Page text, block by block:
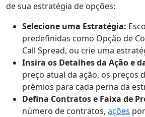
de sua estratégia de opções:
Selecione uma Estratégia:
predefinidas como Opção de
Call Spread, ou crie uma
Insira os Detalhes da Ação e
preço atual da ação, os preços
prêmios para cada perna da
Defina Contratos e Faixa de
número de contratos, ações